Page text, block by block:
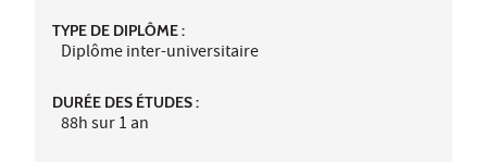
TYPE DE DIPLÔME :
Diplôme inter-universitaire
DURÉE DES ÉTUDES :
88h sur 1 an